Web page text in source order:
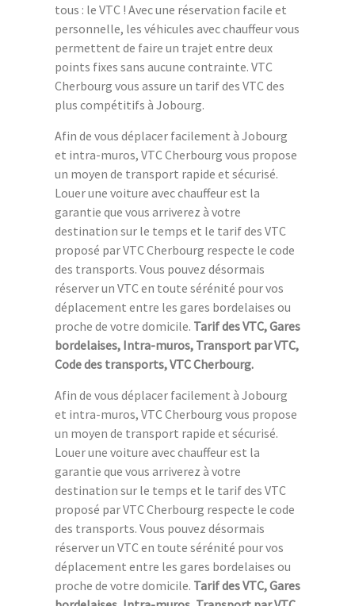
tous : le VTC ! Avec une réservation facile et
personnelle, les véhicules avec chauffeur vous
permettent de faire un trajet entre deux
points fixes sans aucune contrainte. VTC
Cherbourg vous assure un tarif des VTC des
plus compétitifs à Jobourg.
Afin de vous déplacer facilement à Jobourg
et intra-muros, VTC Cherbourg vous propose
un moyen de transport rapide et sécurisé.
Louer une voiture avec chauffeur est la
garantie que vous arriverez à votre
destination sur le temps et le tarif des VTC
proposé par VTC Cherbourg respecte le code
des transports. Vous pouvez désormais
réserver un VTC en toute sérénité pour vos
déplacement entre les gares bordelaises ou
proche de votre domicile. Tarif des VTC, Gares
bordelaises, Intra-muros, Transport par VTC,
Code des transports, VTC Cherbourg.
Afin de vous déplacer facilement à Jobourg
et intra-muros, VTC Cherbourg vous propose
un moyen de transport rapide et sécurisé.
Louer une voiture avec chauffeur est la
garantie que vous arriverez à votre
destination sur le temps et le tarif des VTC
proposé par VTC Cherbourg respecte le code
des transports. Vous pouvez désormais
réserver un VTC en toute sérénité pour vos
déplacement entre les gares bordelaises ou
proche de votre domicile. Tarif des VTC, Gares